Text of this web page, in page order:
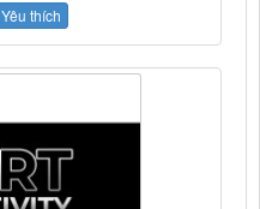
Yêu thích